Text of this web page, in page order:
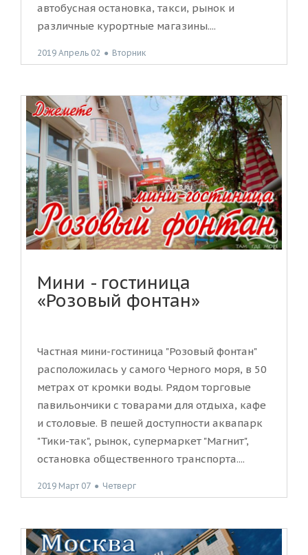
автобусная остановка, такси, рынок и
различные курортные магазины....
2019 Апрель 02 ● Вторник
Мини - гостиница
«Розовый фонтан»
Частная мини-гостиница "Розовый фонтан"
расположилась у самого Черного моря, в 50
метрах от кромки воды. Рядом торговые
павильончики с товарами для отдыха, кафе
и столовые. В пешей доступности аквапарк
"Тики-так", рынок, супермаркет "Магнит",
остановка общественного транспорта....
2019 Март 07 ● Четверг